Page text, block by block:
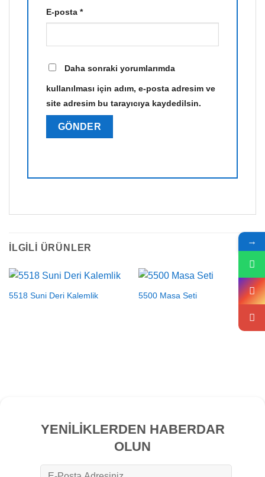
E-posta *
Daha sonraki yorumlarımda
kullanılması için adım, e-posta adresim ve
site adresim bu tarayıcıya kaydedilsin.
İLGILI ÜRÜNLER
5518 Suni Deri Kalemlik 5500 Masa Seti
YENİLİKLERDEN HABERDAR
OLUN
→